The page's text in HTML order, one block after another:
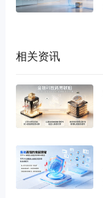
相关资讯